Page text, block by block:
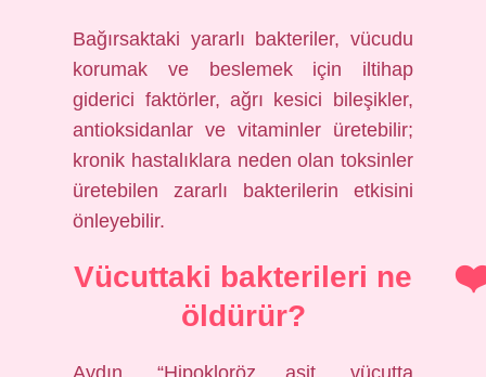
Bağırsaktaki yararlı bakteriler, vücudu
korumak ve beslemek için iltihap
giderici faktörler, ağrı kesici bileşikler,
antioksidanlar ve vitaminler üretebilir;
kronik hastalıklara neden olan toksinler
üretebilen zararlı bakterilerin etkisini
önleyebilir.
Vücuttaki bakterileri ne
öldürür?
Aydın, “Hipokloröz asit, vücutta